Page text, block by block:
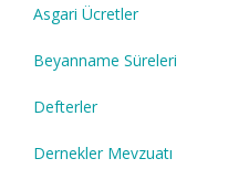
Asgari Ücretler
Beyanname Süreleri
Defterler
Dernekler Mevzuatı